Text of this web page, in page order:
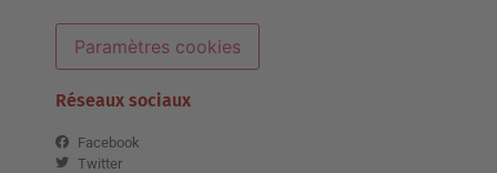
Paramètres cookies
Réseaux sociaux
Facebook
Twitter